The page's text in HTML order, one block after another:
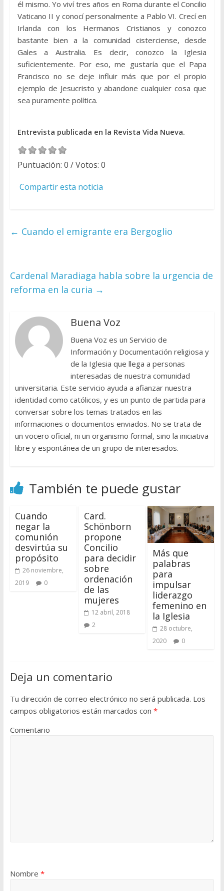
él mismo. Yo viví tres años en Roma durante el Concilio
Vaticano II y conocí personalmente a Pablo VI. Crecí en
Irlanda con los Hermanos Cristianos y conozco
bastante bien a la comunidad cisterciense, desde
Gales a Australia. Es decir, conozco la Iglesia
suficientemente. Por eso, me gustaría que el Papa
Francisco no se deje influir más que por el propio
ejemplo de Jesucristo y abandone cualquier cosa que
sea puramente política.
Entrevista publicada en la Revista Vida Nueva.
Puntuación: 0 / Votos: 0
Compartir esta noticia
← Cuando el emigrante era Bergoglio
Cardenal Maradiaga habla sobre la urgencia de
reforma en la curia →
Buena Voz
Buena Voz es un Servicio de
Información y Documentación religiosa y
de la Iglesia que llega a personas
interesadas de nuestra comunidad
universitaria. Este servicio ayuda a afianzar nuestra
identidad como católicos, y es un punto de partida para
conversar sobre los temas tratados en las
informaciones o documentos enviados. No se trata de
un vocero oficial, ni un organismo formal, sino la iniciativa
libre y espontánea de un grupo de interesados.
También te puede gustar
Cuando
negar la
comunión
desvirtúa su
propósito
26 noviembre,
2019
0
Card.
Schönborn
propone
Concilio
para decidir
sobre
ordenación
de las
mujeres
12 abril, 2018
2
Más que
palabras
para
impulsar
liderazgo
femenino en
la Iglesia
28 octubre,
2020
0
Deja un comentario
Tu dirección de correo electrónico no será publicada. Los
campos obligatorios están marcados con *
Comentario
Nombre *